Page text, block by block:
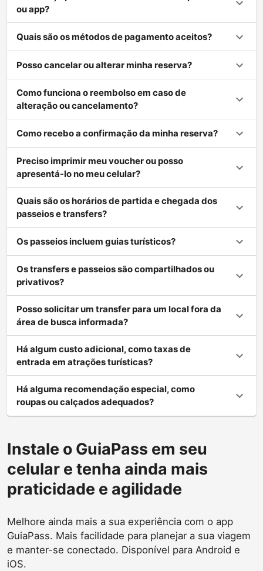
ou app?
Quais são os métodos de pagamento aceitos?
Posso cancelar ou alterar minha reserva?
Como funciona o reembolso em caso de
alteração ou cancelamento?
Como recebo a confirmação da minha reserva?
Preciso imprimir meu voucher ou posso
apresentá-lo no meu celular?
Quais são os horários de partida e chegada dos
passeios e transfers?
Os passeios incluem guias turísticos?
Os transfers e passeios são compartilhados ou
privativos?
Posso solicitar um transfer para um local fora da
área de busca informada?
Há algum custo adicional, como taxas de
entrada em atrações turísticas?
Há alguma recomendação especial, como
roupas ou calçados adequados?
Instale o GuiaPass em seu
celular e tenha ainda mais
praticidade e agilidade
Melhore ainda mais a sua experiência com o app
GuiaPass. Mais facilidade para planejar a sua viagem
e manter-se conectado. Disponível para Android e
iOS.